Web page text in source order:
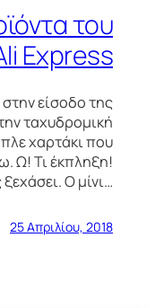
του
Express
είσοδο της
ταχυδρομική
χαρτάκι που
Ω! Τι έκπληξη!
Ο μίνι…
25 Απριλίου, 2018